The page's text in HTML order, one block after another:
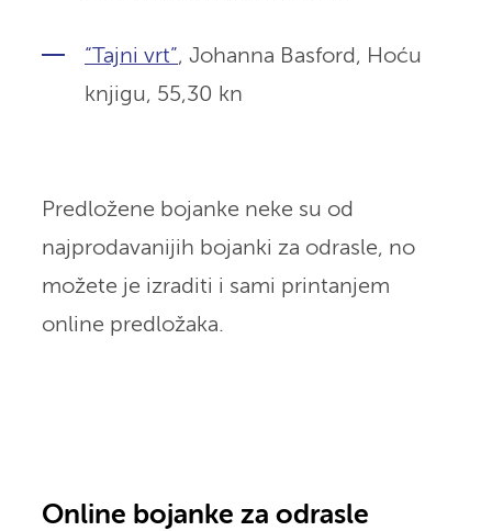
“Tajni vrt”, Johanna Basford, Hoću
knjigu, 55,30 kn
Predložene bojanke neke su od
najprodavanijih bojanki za odrasle, no
možete je izraditi i sami printanjem
online predložaka.
Online bojanke za odrasle